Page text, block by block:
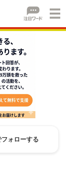
ォローする